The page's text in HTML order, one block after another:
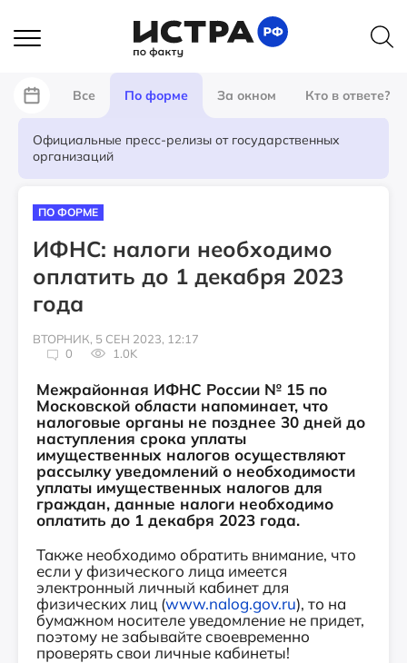
Все По форме За окном Кто в ответе?
Официальные пресс-релизы от государственных
организаций
ПО ФОРМЕ
ИФНС: налоги необходимо
оплатить до 1 декабря 2023
года
ВТОРНИК, 5 СЕН 2023, 12:17
0
1.0K
Межрайонная ИФНС России № 15 по
Московской области напоминает, что
налоговые органы не позднее 30 дней до
наступления срока уплаты
имущественных налогов осуществляют
рассылку уведомлений о необходимости
уплаты имущественных налогов для
граждан, данные налоги необходимо
оплатить до 1 декабря 2023 года.
Также необходимо обратить внимание, что
если у физического лица имеется
электронный личный кабинет для
физических лиц (www.nalog.gov.ru), то на
бумажном носителе уведомление не придет,
поэтому не забывайте своевременно
проверять свои личные кабинеты!